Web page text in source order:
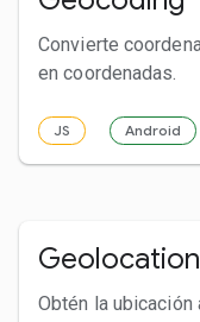
Convierte
en coordenadas.
JS Android
Geolocation
Obtén la